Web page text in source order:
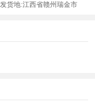
发货地:江西省赣州瑞金市